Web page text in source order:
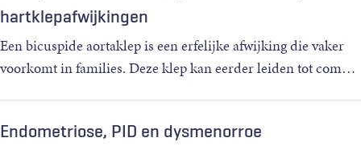
hartklepafwijkingen
Een bicuspide aortaklep is een erfelijke afwijking die vaker
voorkomt in families. Deze klep kan eerder leiden tot com…
Endometriose, PID en dysmenorroe